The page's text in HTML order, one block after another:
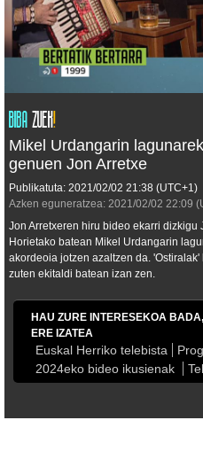
Mikel Urdangarin
genuen Jon Arretxe
Publikatuta: 2021/02/02 21:38 (UTC+1)
Azken eguneratzea: 2021/02/02 22:09
Jon Arretxeren hiru bideo ekarri dizkigu
Horietako batean Mikel Urdangarin
akordeoia jotzen azaltzen da.
zuten ekitaldi batean izan zen.
HAU ZURE INTERESEKOA
ERE IZATEA
Euskal Herriko telebista
2024eko bideo ikusienak